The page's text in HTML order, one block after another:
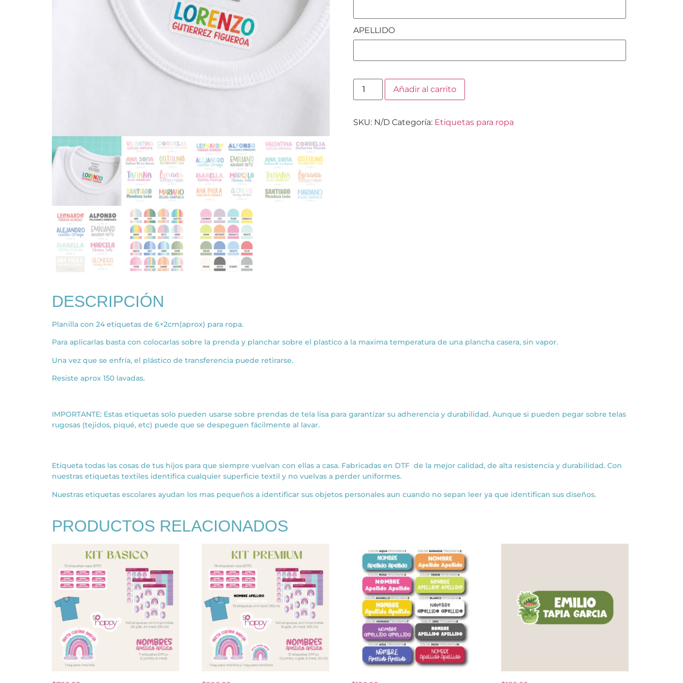
APELLIDO
Añadir al carrito
SKU: N/D Categoría: Etiquetas para ropa
DESCRIPCIÓN
Planilla con 24 etiquetas de 6×2cm(aprox) para ropa.
Para aplicarlas basta con colocarlas sobre la prenda y planchar sobre el plastico a la maxima temperatura de una plancha casera, sin vapor.
Una vez que se enfría, el plástico de transferencia puede retirarse.
Resiste aprox 150 lavadas.
IMPORTANTE: Estas etiquetas solo pueden usarse sobre prendas de tela lisa para garantizar su adherencia y durabilidad. Aunque si pueden pegar sobre telas
rugosas (tejidos, piqué, etc) puede que se despeguen fácilmente al lavar.
Etiqueta todas las cosas de tus hijos para que siempre vuelvan con ellas a casa. Fabricadas en DTF de la mejor calidad, de alta resistencia y durabilidad. Con
nuestras etiquetas textiles identifica cualquier superficie textil y no vuelvas a perder uniformes.
Nuestras etiquetas escolares ayudan los mas pequeños a identificar sus objetos personales aun cuando no sepan leer ya que identifican sus diseños.
PRODUCTOS RELACIONADOS